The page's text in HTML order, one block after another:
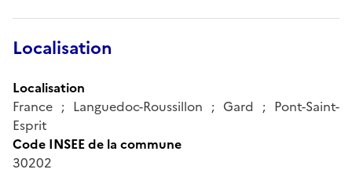
Localisation
Localisation
France ; Languedoc-Roussillon ; Gard ; Pont-Saint-
Esprit
Code INSEE de la commune
30202